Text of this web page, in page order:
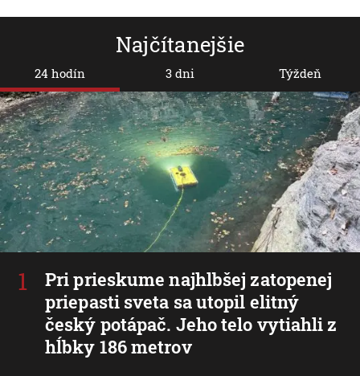
Najčítanejšie
24 hodín
Pri prieskume najhlbšej zatopenej
priepasti sveta sa utopil elitný
český potápač. Jeho telo vytiahli z
hĺbky 186 metrov
3 dni Týždeň